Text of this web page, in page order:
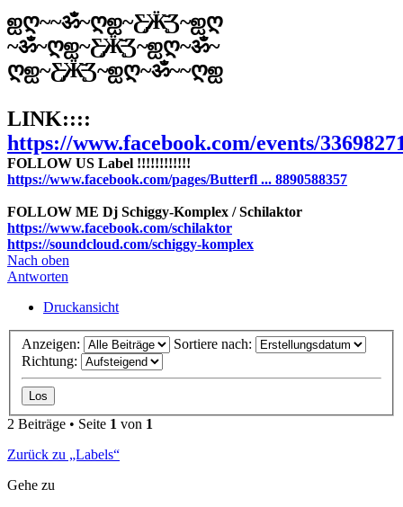
ஐღ~~ॐ~ღஐ~Ƹ̵̡Ӝ̵̨̄Ʒ~ஐღ
~ॐ~ღஐ~Ƹ̵̡Ӝ̵̨̄Ʒ~ஐღ~ॐ~
ღஐ~Ƹ̵̡Ӝ̵̨̄Ʒ~ஐღ~ॐ~~ღஐ
LINK::::
https://www.facebook.com/events/
FOLLOW US Label !!!!!!!!!!!!
https://www.facebook.com/pages/Butterfl ... 8890588357
FOLLOW ME Dj Schiggy-Komplex / Schilaktor
https://www.facebook.com/schilaktor
https://soundcloud.com/schiggy-komplex
Nach oben
Antworten
Druckansicht
Anzeigen:
Sortiere nach:
Richtung:
2 Beiträge • Seite 1 von 1
Zurück zu „Labels“
Gehe zu